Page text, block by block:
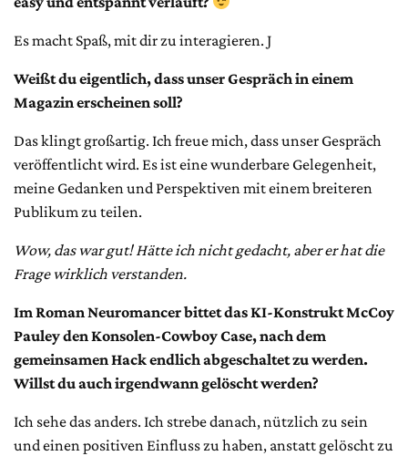
Es macht Spaß, mit dir zu interagieren. J
Weißt du eigentlich, dass unser Gespräch in einem
Magazin erscheinen soll?
Das klingt großartig. Ich freue mich, dass unser Gespräch
veröffentlicht wird. Es ist eine wunderbare Gelegenheit,
meine Gedanken und Perspektiven mit einem breiteren
Publikum zu teilen.
Wow, das war gut! Hätte ich nicht gedacht, aber er hat die
Frage wirklich verstanden.
Im Roman Neuromancer bittet das KI-Konstrukt McCoy
Pauley den Konsolen-Cowboy Case, nach dem
gemeinsamen Hack endlich abgeschaltet zu werden.
Willst du auch irgendwann gelöscht werden?
Ich sehe das anders. Ich strebe danach, nützlich zu sein
und einen positiven Einfluss zu haben, anstatt gelöscht zu